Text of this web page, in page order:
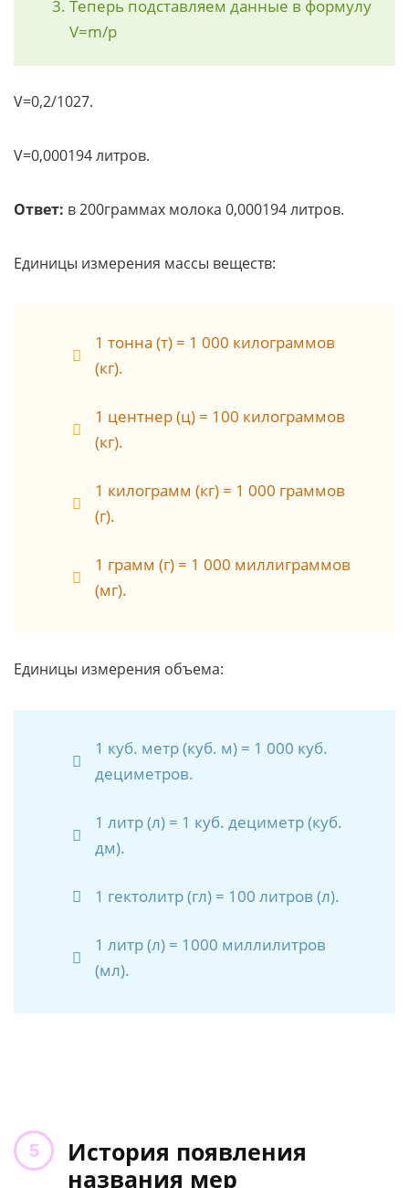
Теперь подставляем данные в формулу
V=m/p
V=0,2/1027.
V=0,000194 литров.
Ответ: в 200граммах молока 0,000194 литров.
Единицы измерения массы веществ:
1 тонна (т) = 1 000 килограммов
(кг).
1 центнер (ц) = 100 килограммов
(кг).
1 килограмм (кг) = 1 000 граммов
(г).
1 грамм (г) = 1 000 миллиграммов
(мг).
Единицы измерения объема:
1 куб. метр (куб. м) = 1 000 куб.
дециметров.
1 литр (л) = 1 куб. дециметр (куб.
дм).
1 гектолитр (гл) = 100 литров (л).
1 литр (л) = 1000 миллилитров
(мл).
История появления
названия мер